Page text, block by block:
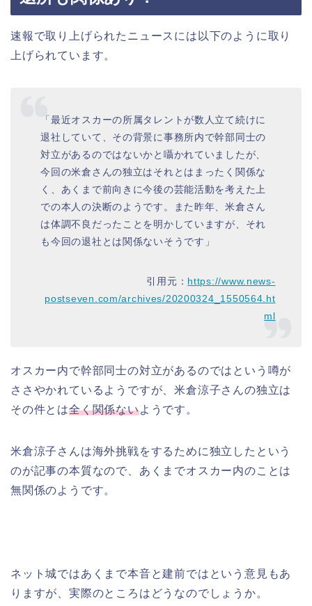
速報で取り上げられたニュースには以下のように取り
上げられています。
「最近オスカーの所属タレントが数人立て続けに
退社していて、その背景に事務所内で幹部同士の
対立があるのではないかと囁かれていましたが、
今回の米倉さんの独立はそれとはまったく関係な
く、あくまで前向きに今後の芸能活動を考えた上
での本人の決断のようです。また昨年、米倉さん
は体調不良だったことを明かしていますが、それ
も今回の退社とは関係ないそうです」
引用元： https://www.news-
postseven.com/archives/20200324_1550564.ht
ml
オスカー内で幹部同士の対立があるのではという噂が
ささやかれているようですが、米倉涼子さんの独立は
その件とは全く関係ないようです。
米倉涼子さんは海外挑戦をするために独立したという
のが記事の本質なので、あくまでオスカー内のことは
無関係のようです。
ネット城ではあくまで本音と建前ではという意見もあ
りますが、実際のところはどうなのでしょうか。